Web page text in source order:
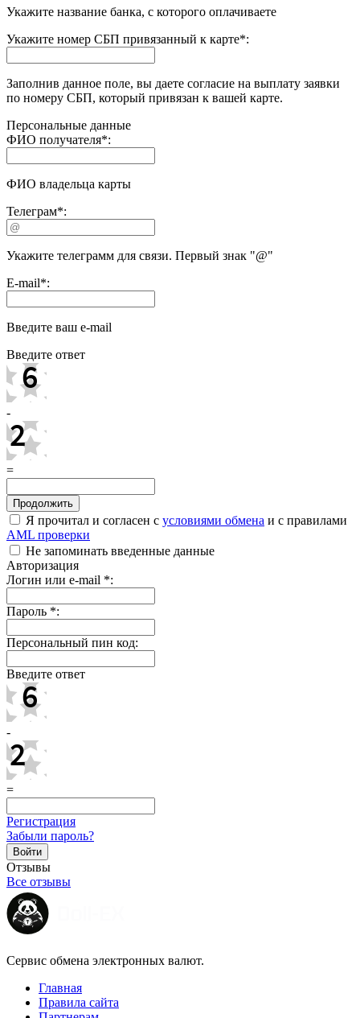
Укажите название банка, с которого оплачиваете
Укажите номер СБП привязанный к карте*:
Заполнив данное поле, вы даете согласие на выплату заявки
по номеру СБП, который привязан к вашей карте.
Персональные данные
ФИО получателя*:
ФИО владельца карты
Телеграм*:
Укажите телеграмм для связи. Первый знак "@"
E-mail*:
Введите ваш e-mail
Введите ответ
-
=
Я прочитал и согласен с условиями обмена и с правилами
AML проверки
Не запоминать введенные данные
Авторизация
Логин или e-mail *:
Пароль *:
Персональный пин код:
Введите ответ
-
=
Регистрация
Забыли пароль?
Отзывы
Все отзывы
Сервис обмена электронных валют.
Главная
Правила сайта